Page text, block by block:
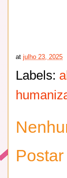
at julho 23, 2025
Labels: